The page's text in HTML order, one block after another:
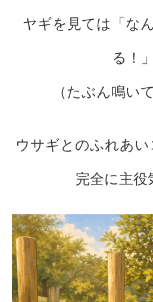
ヤギを見ては「な
る！」
（たぶん鳴い
ウサギとのふれあい
完全に主役